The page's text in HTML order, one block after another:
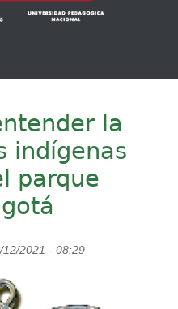
la
indígenas
parque
12/2021 - 08:29